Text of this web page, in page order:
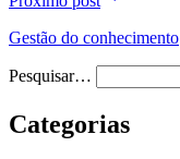
Gestão do conhecimento
Pesquisar…
Categorias